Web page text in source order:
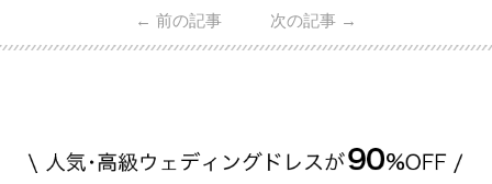
← 前の記事 次の記事 →